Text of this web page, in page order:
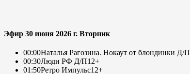
Эфир 30 июня 2026 г. Вторник
00:00Наталья Рагозина. Нокаут от блондинки Д/П
00:30Люди РФ Д/П12+
01:50Ретро Импульс12+